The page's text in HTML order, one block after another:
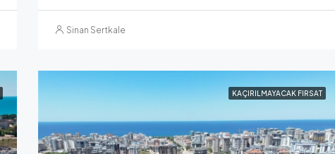
Sinan Sertkale
KAÇIRILMAYACAK FIRSAT